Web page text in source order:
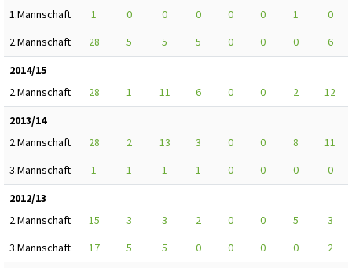
1.Mannschaft
1 0 0 0 0 0 1
0
2.Mannschaft
28 5 5 5 0 0 0
6
2014/15
2.Mannschaft
28 1 11 6 0 0 2
12
2013/14
2.Mannschaft
28 2 13 3 0 0 8
11
3.Mannschaft
1 1 1 1 0 0 0
0
2012/13
2.Mannschaft
15 3 3 2 0 0 5
3
3.Mannschaft
17 5 5 0 0 0 0
2